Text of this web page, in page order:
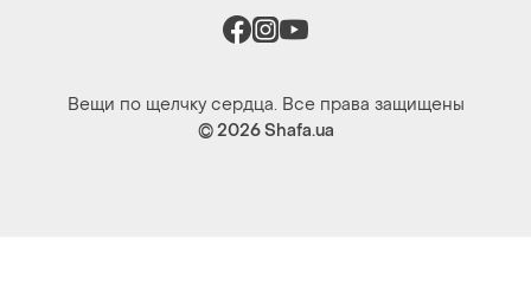
Вещи по щелчку сердца. Все права защищены
© 2026Shafa.ua